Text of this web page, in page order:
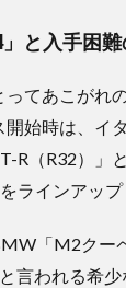
と入手困
てあこがれ
始時は、イ
R（R32）
ラインアップ
「M2クー
言われる希少